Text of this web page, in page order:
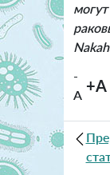
-
A +A